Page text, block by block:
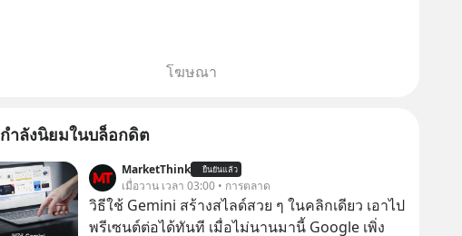
โฆษณา
กำลังนิยมในบล็อกดิต
MarketThink ยืนยันแล้ว
เมื่อวาน เวลา 03:00 • การตลาด
วิธีใช้ Gemini สร้างสไลด์สวย ๆ ในคลิกเดียว เอาไป
พรีเซนต์ต่อได้ทันที เมื่อไม่นานมานี้ Google เพิ่ง